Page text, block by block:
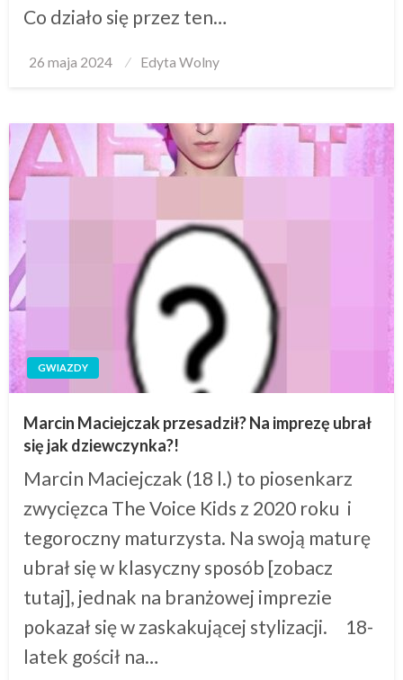
Co działo się przez ten…
Posted
26 maja 2024 Edyta Wolny
GWIAZDY
Marcin Maciejczak przesadził? Na imprezę ubrał
się jak dziewczynka?!
Marcin Maciejczak (18 l.) to piosenkarz
zwycięzca The Voice Kids z 2020 roku i
tegoroczny maturzysta. Na swoją maturę
ubrał się w klasyczny sposób [zobacz
tutaj], jednak na branżowej imprezie
pokazał się w zaskakującej stylizacji. 18-
latek gościł na…